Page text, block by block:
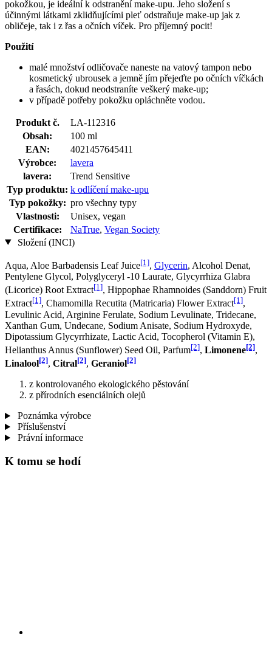
pokožkou, je ideální k odstranění make-upu. Jeho složení s
účinnými látkami zklidňujícími pleť odstraňuje make-up jak z
obličeje, tak i z řas a očních víček. Pro příjemný pocit!
Použití
malé množství odličovače naneste na vatový tampon nebo
kosmetický ubrousek a jemně jím přejeďte po očních víčkách
a řasách, dokud neodstraníte veškerý make-up;
v případě potřeby pokožku opláchněte vodou.
Produkt č.
LA-112316
Obsah:
100 ml
EAN:
4021457645411
Výrobce:
lavera
lavera:
Trend Sensitive
Typ produktu: k odlíčení make-upu
Typ pokožky: pro všechny typy
Vlastnosti:
Unisex, vegan
Certifikace:
NaTrue, Vegan Society
Složení (INCI)
Aqua, Aloe Barbadensis Leaf Juice[1], Glycerin, Alcohol Denat,
Pentylene Glycol, Polyglyceryl -10 Laurate, Glycyrrhiza Glabra
(Licorice) Root Extract[1], Hippophae Rhamnoides (Sanddorn) Fruit
Extract[1], Chamomilla Recutita (Matricaria) Flower Extract[1],
Levulinic Acid, Arginine Ferulate, Sodium Levulinate, Tridecane,
Xanthan Gum, Undecane, Sodium Anisate, Sodium Hydroxyde,
Dipotassium Glycyrrhizate, Lactic Acid, Tocopherol (Vitamin E),
Helianthus Annus (Sunflower) Seed Oil, Parfum[2], Limonene[2],
Linalool[2], Citral[2], Geraniol[2]
z kontrolovaného ekologického pěstování
z přírodních esenciálních olejů
Poznámka výrobce
Příslušenství
Právní informace
K tomu se hodí